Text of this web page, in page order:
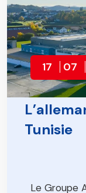
17 07
Tunisie
Le Groupe